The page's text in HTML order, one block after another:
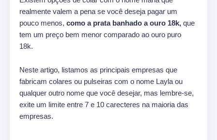
realmente valem a pena se você deseja pagar um
pouco menos, como a prata banhado a ouro 18k, que
tem um preço bem menor comparado ao ouro puro
18k.
Neste artigo, listamos as principais empresas que
fabricam colares ou pulseiras com o nome Layla ou
qualquer outro nome que você desejar, mas lembre-se,
exite um limite entre 7 e 10 carecteres na maioria das
empresas.